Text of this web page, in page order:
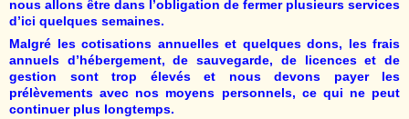
nous allons être dans l’obligation de fermer plusieurs services
d’ici quelques semaines.
Malgré les cotisations annuelles et quelques dons, les frais
annuels d’hébergement, de sauvegarde, de licences et de
gestion sont trop élevés et nous devons payer les
prélèvements avec nos moyens personnels, ce qui ne peut
continuer plus longtemps.